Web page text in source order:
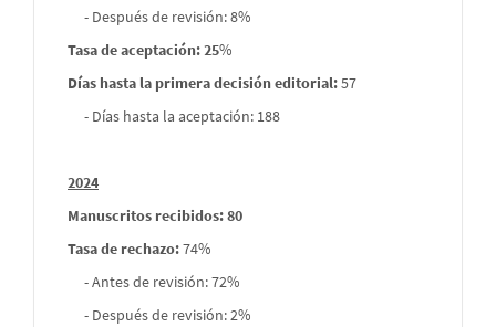
- Después de revisión: 8%
Tasa de aceptación: 25%
Días hasta la primera decisión editorial:57
- Días hasta la aceptación: 188
2024
Manuscritos recibidos: 80
Tasa de rechazo:74%
- Antes de revisión: 72%
- Después de revisión: 2%